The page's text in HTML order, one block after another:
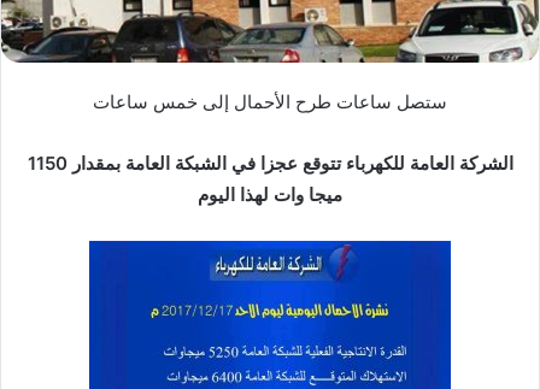
ر
ن
ا
ستصل ساعات طرح الأحمال إلى خمس ساعات
الشركة العامة للكهرباء تتوقع عجزا في الشبكة العامة بمقدار 1150
ميجا وات لهذا اليوم